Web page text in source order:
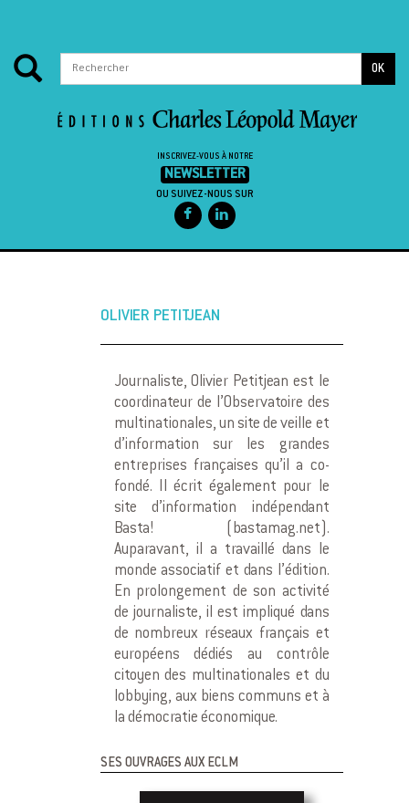
OK
INSCRIVEZ-VOUS À NOTRE
NEWSLETTER
OU SUIVEZ-NOUS SUR
OLIVIER PETITJEAN
Journaliste, Olivier Petitjean est le
coordinateur de l’Observatoire des
multinationales, un site de veille et
d’information sur les grandes
entreprises françaises qu’il a co-
fondé. Il écrit également pour le
site d’information indépendant
Basta! (bastamag.net).
Auparavant, il a travaillé dans le
monde associatif et dans l’édition.
En prolongement de son activité
de journaliste, il est impliqué dans
de nombreux réseaux français et
européens dédiés au contrôle
citoyen des multinationales et du
lobbying, aux biens communs et à
la démocratie économique.
SES OUVRAGES AUX ECLM